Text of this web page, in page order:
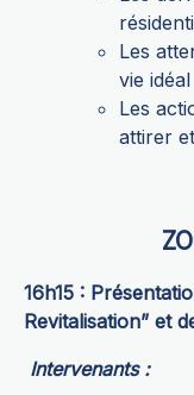
Les
vie idéal
Les
attirer
16h15 :
Revitalisation” et
Intervenants :